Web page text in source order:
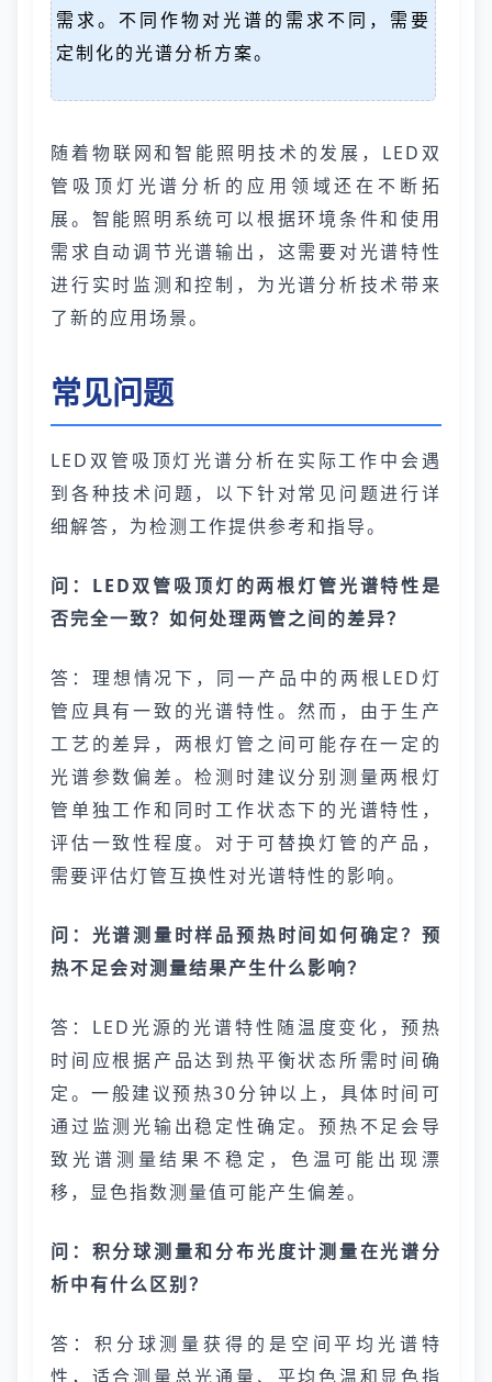
需求。不同作物对光谱的需求不同，需要
定制化的光谱分析方案。
随着物联网和智能照明技术的发展，LED双
管吸顶灯光谱分析的应用领域还在不断拓
展。智能照明系统可以根据环境条件和使用
需求自动调节光谱输出，这需要对光谱特性
进行实时监测和控制，为光谱分析技术带来
了新的应用场景。
常见问题
LED双管吸顶灯光谱分析在实际工作中会遇
到各种技术问题，以下针对常见问题进行详
细解答，为检测工作提供参考和指导。
问：LED双管吸顶灯的两根灯管光谱特性是
否完全一致？如何处理两管之间的差异？
答：理想情况下，同一产品中的两根LED灯
管应具有一致的光谱特性。然而，由于生产
工艺的差异，两根灯管之间可能存在一定的
光谱参数偏差。检测时建议分别测量两根灯
管单独工作和同时工作状态下的光谱特性，
评估一致性程度。对于可替换灯管的产品，
需要评估灯管互换性对光谱特性的影响。
问：光谱测量时样品预热时间如何确定？预
热不足会对测量结果产生什么影响？
答：LED光源的光谱特性随温度变化，预热
时间应根据产品达到热平衡状态所需时间确
定。一般建议预热30分钟以上，具体时间可
通过监测光输出稳定性确定。预热不足会导
致光谱测量结果不稳定，色温可能出现漂
移，显色指数测量值可能产生偏差。
问：积分球测量和分布光度计测量在光谱分
析中有什么区别？
答：积分球测量获得的是空间平均光谱特
性，适合测量总光通量、平均色温和显色指